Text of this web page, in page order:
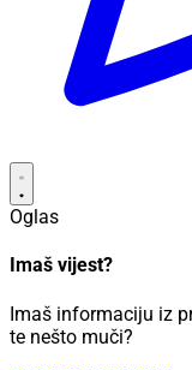
Oglas
Imaš vijest?
Imaš informaciju iz
te nešto muči?